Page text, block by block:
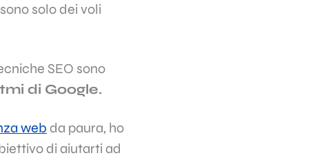
solo dei voli
SEO sono
di Google.
web da paura, ho
di aiutarti ad